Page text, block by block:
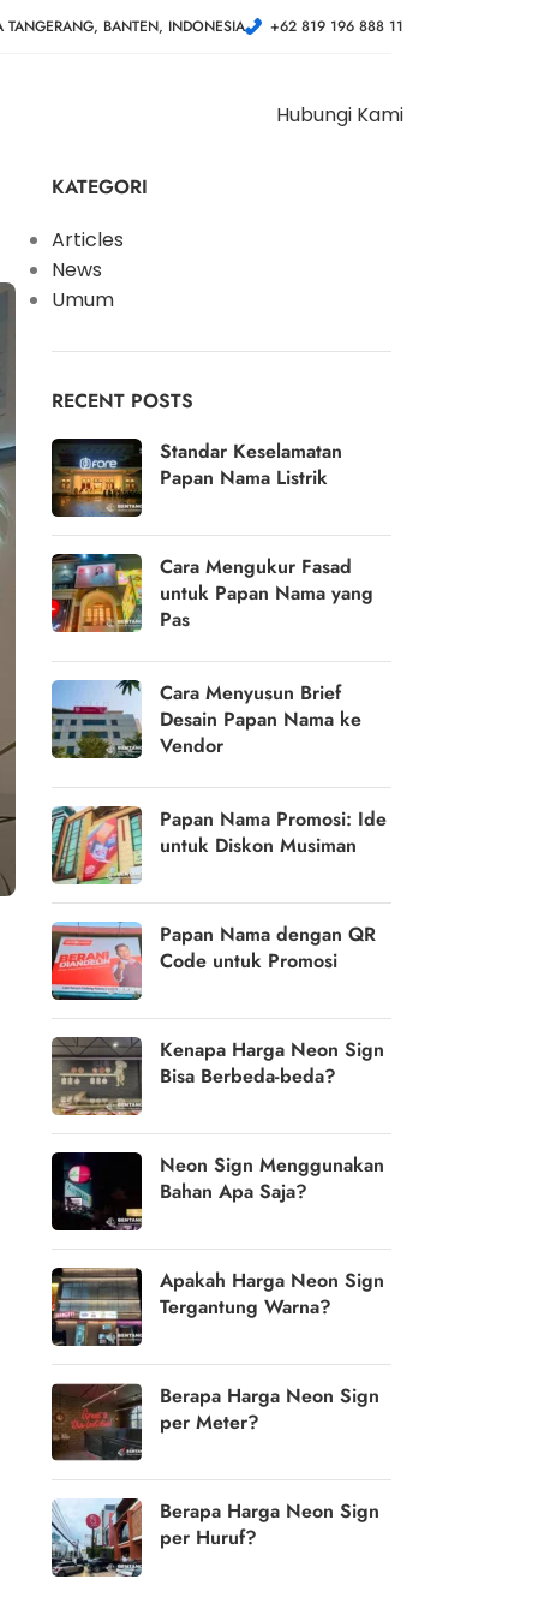
TANGERANG, BANTEN, INDONESIA +62 819 196 888 11
Hubungi Kami
KATEGORI
Articles
News
Umum
RECENT POSTS
Standar Keselamatan
Papan Nama Listrik
Cara Mengukur Fasad
untuk Papan Nama yang
Pas
Cara Menyusun Brief
Desain Papan Nama ke
Vendor
Papan Nama Promosi: Ide
untuk Diskon Musiman
Papan Nama dengan QR
Code untuk Promosi
Kenapa Harga Neon Sign
Bisa Berbeda-beda?
Neon Sign Menggunakan
Bahan Apa Saja?
Apakah Harga Neon Sign
Tergantung Warna?
Berapa Harga Neon Sign
per Meter?
Berapa Harga Neon Sign
per Huruf?